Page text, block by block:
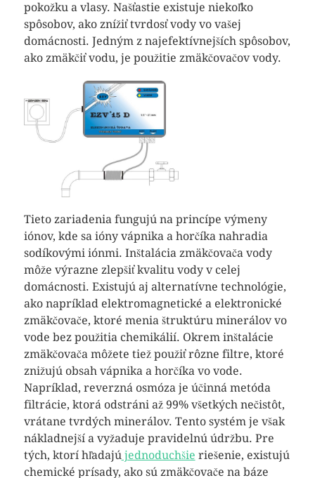
pokožku a vlasy. Našťastie existuje niekoľko
spôsobov, ako znížiť tvrdosť vody vo vašej
domácnosti. Jedným z najefektívnejších spôsobov,
ako zmäkčiť vodu, je použitie zmäkčovačov vody.
Tieto zariadenia fungujú na princípe výmeny
iónov, kde sa ióny vápnika a horčíka nahradia
sodíkovými iónmi. Inštalácia zmäkčovača vody
môže výrazne zlepšiť kvalitu vody v celej
domácnosti. Existujú aj alternatívne technológie,
ako napríklad elektromagnetické a elektronické
zmäkčovače, ktoré menia štruktúru minerálov vo
vode bez použitia chemikálií. Okrem inštalácie
zmäkčovača môžete tiež použiť rôzne filtre, ktoré
znižujú obsah vápnika a horčíka vo vode.
Napríklad, reverzná osmóza je účinná metóda
filtrácie, ktorá odstráni až 99% všetkých nečistôt,
vrátane tvrdých minerálov. Tento systém je však
nákladnejší a vyžaduje pravidelnú údržbu. Pre
tých, ktorí hľadajú jednoduchšie riešenie, existujú
chemické prísady, ako sú zmäkčovače na báze